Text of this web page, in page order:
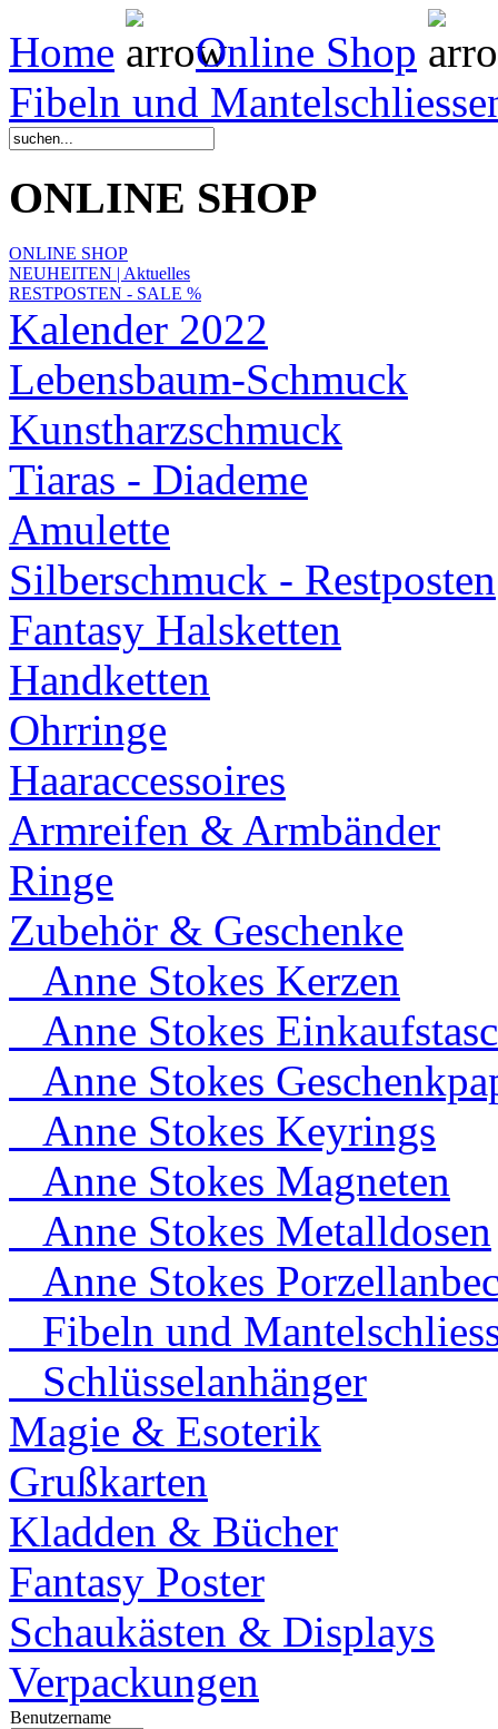
Home
Online Shop
Fibeln und
ONLINE SHOP
ONLINE SHOP
NEUHEITEN | Aktuelles
RESTPOSTEN - SALE %
Kalender 2022
Lebensbaum-Schmuck
Kunstharzschmuck
Tiaras - Diademe
Amulette
Silberschmuck - Restposten
Fantasy Halsketten
Handketten
Ohrringe
Haaraccessoires
Armreifen & Armbänder
Ringe
Zubehör & Geschenke
Anne Stokes Kerzen
Anne Stokes
Anne Stokes
Anne Stokes Keyrings
Anne Stokes Magneten
Anne Stokes Metalldosen
Anne Stokes
Fibeln und
Schlüsselanhänger
Magie & Esoterik
Grußkarten
Kladden & Bücher
Fantasy Poster
Schaukästen & Displays
Verpackungen
Benutzername